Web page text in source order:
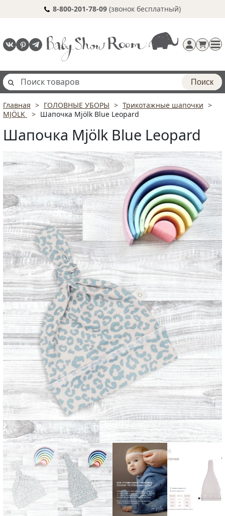
8-800-201-78-09 (звонок бесплатный)
Регистрация
Поиск
Главная ГОЛОВНЫЕ УБОРЫ
Трикотажные шапочки
MJÖLK
Шапочка Mjölk Blue Leopard
Шапочка Mjölk Blue Leopard